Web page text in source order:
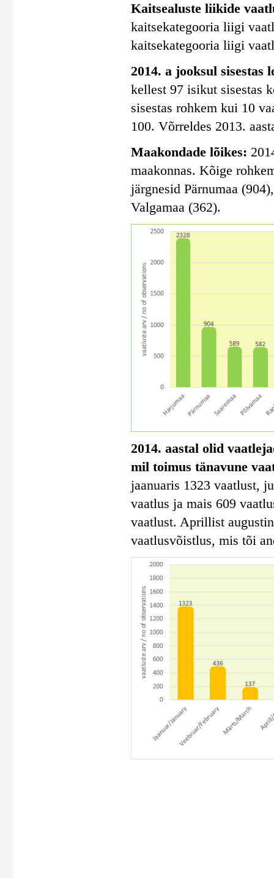
Kaitsealuste liikide
kaitsekategooria liigi
kaitsekategooria liigi
2014. a jooksul sisestas
kellest 97 isikut sisestas
sisestas rohkem kui 10
100. Võrreldes 2013.
Maakondade lõikes:
maakonnas. Kõige
järgnesid Pärnumaa
Valgamaa (362).
2014. aastal olid
mil toimus tänavune
jaanuaris 1323 vaatlust,
vaatlus ja mais 609
vaatlust. Aprillist
vaatlusvõistlus, mis tõi